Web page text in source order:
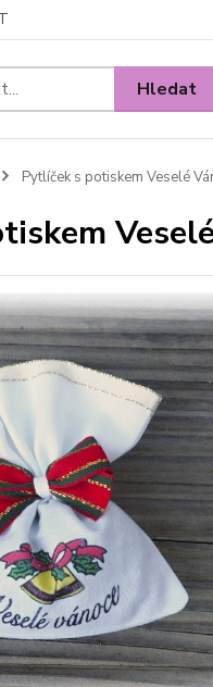
Hledat
Pytlíček s potiskem Veselé